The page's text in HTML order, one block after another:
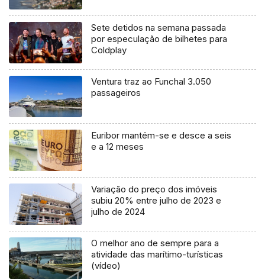
Sete detidos na semana passada
por especulação de bilhetes para
Coldplay
Ventura traz ao Funchal 3.050
passageiros
Euribor mantém-se e desce a seis
e a 12 meses
Variação do preço dos imóveis
subiu 20% entre julho de 2023 e
julho de 2024
O melhor ano de sempre para a
atividade das marítimo-turísticas
(vídeo)